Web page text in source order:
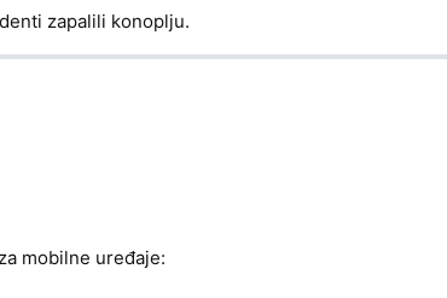
zapalili konoplju.
mobilne uređaje: